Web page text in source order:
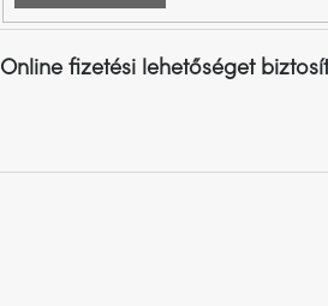
Fedezze
fel
Kis
Online fizetési lehetőséget